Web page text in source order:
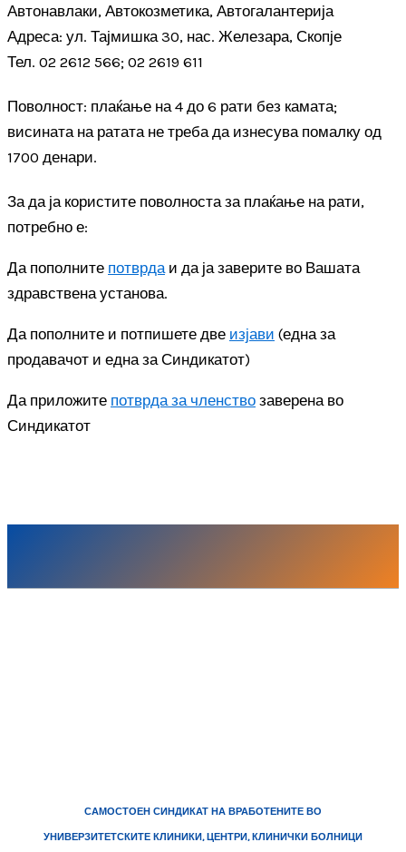
Автонавлаки, Автокозметика, Автогалантерија
Адреса: ул. Тајмишка 30, нас. Железара, Скопје
Тел. 02 2612 566; 02 2619 611
Поволност: плаќање на 4 до 6 рати без камата;
висината на ратата не треба да изнесува помалку од
1700 денари.
За да ја користите поволноста за плаќање на рати,
потребно е:
Да пополните потврдаи да ја заверите во Вашата
здравствена установа.
Да пополните и потпишете две изјави (една за
продавачот и една за Синдикатот)
Да приложите потврда за членство заверена во
Синдикатот
САМОСТОЕН СИНДИКАТ НА ВРАБОТЕНИТЕ ВО
УНИВЕРЗИТЕТСКИТЕ КЛИНИКИ, ЦЕНТРИ, КЛИНИЧКИ БОЛНИЦИ